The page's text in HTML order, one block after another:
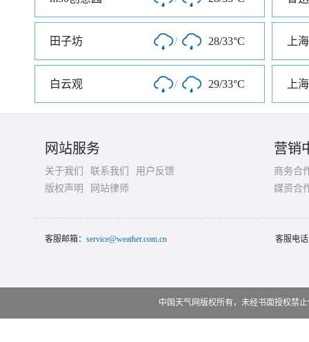
田子坊 / 28/33°C 上
白云观 / 29/33°C 上
网站服务
关于我们 联系我们
用户反馈
版权声明
网站律师
营销
商务合
媒资合
客服邮箱： service@weather.com.cn 客服电
中国天气网版权所有，未经书面授权